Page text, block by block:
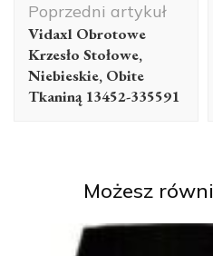
wpisu
Poprzedni artykuł
Vidaxl Obrotowe
Krzesło Stołowe,
Niebieskie, Obite
Tkaniną 13452-335591
Możesz